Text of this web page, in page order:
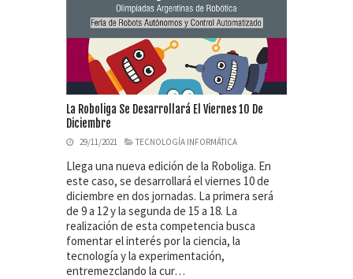
La Roboliga Se Desarrollará El Viernes 10 De
Diciembre
29/11/2021 TECNOLOGÍA INFORMÁTICA
Llega una nueva edición de la Roboliga. En
este caso, se desarrollará el viernes 10 de
diciembre en dos jornadas. La primera será
de 9 a 12 y la segunda de 15 a 18. La
realización de esta competencia busca
fomentar el interés por la ciencia, la
tecnología y la experimentación,
entremezclando la cur…